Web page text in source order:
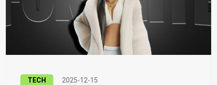
TECH 2025-12-15